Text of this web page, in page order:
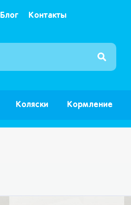
Блог Контакты
Интернет магазин детских
Коляски Кормление